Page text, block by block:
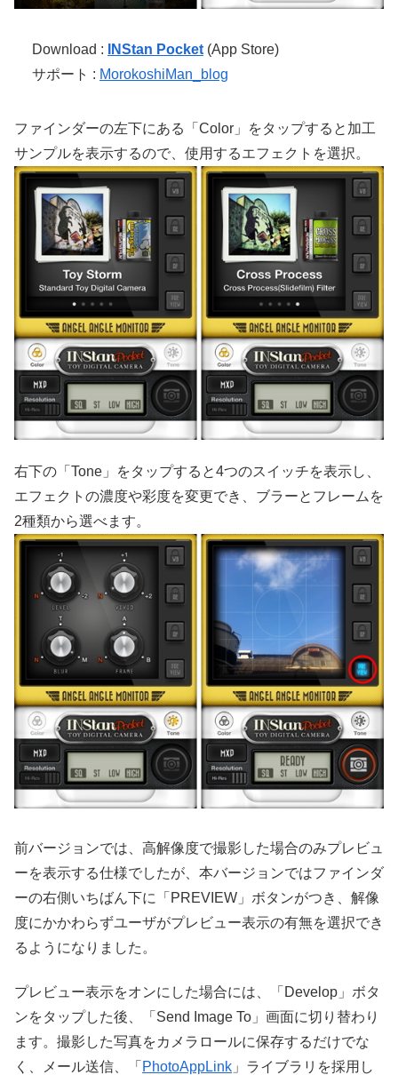
Download : INStan Pocket (App Store)
サポート : MorokoshiMan_blog
ファインダーの左下にある「Color」をタップすると加工
サンプルを表示するので、使用するエフェクトを選択。
右下の「Tone」をタップすると4つのスイッチを表示し、
エフェクトの濃度や彩度を変更でき、ブラーとフレームを
2種類から選べます。
前バージョンでは、高解像度で撮影した場合のみプレビュ
ーを表示する仕様でしたが、本バージョンではファインダ
ーの右側いちばん下に「PREVIEW」ボタンがつき、解像
度にかかわらずユーザがプレビュー表示の有無を選択でき
るようになりました。
プレビュー表示をオンにした場合には、「Develop」ボタ
ンをタップした後、「Send Image To」画面に切り替わり
ます。撮影した写真をカメラロールに保存するだけでな
く、メール送信、「 PhotoAppLink 」ライブラリを採用し